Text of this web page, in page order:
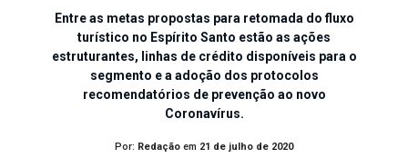
Entre as metas propostas para retomada do fluxo
turístico no Espírito Santo estão as ações
estruturantes, linhas de crédito disponíveis para o
segmento e a adoção dos protocolos
recomendatórios de prevenção ao novo
Coronavírus.
Por: Redação em 21 de julho de 2020